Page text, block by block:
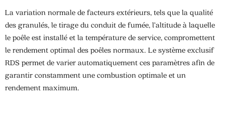
La variation normale de facteurs extérieurs, tels que la qualité
des granulés, le tirage du conduit de fumée, l’altitude à laquelle
le poêle est installé et la température de service, compromettent
le rendement optimal des poêles normaux. Le système exclusif
RDS permet de varier automatiquement ces paramètres afin de
garantir constamment une combustion optimale et un
rendement maximum.